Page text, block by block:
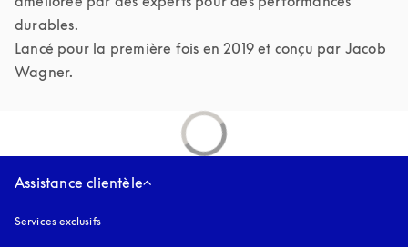
durables.
Lancé pour la première fois en 2019 et conçu par Jacob
Assistance clientèle
Services exclusifs